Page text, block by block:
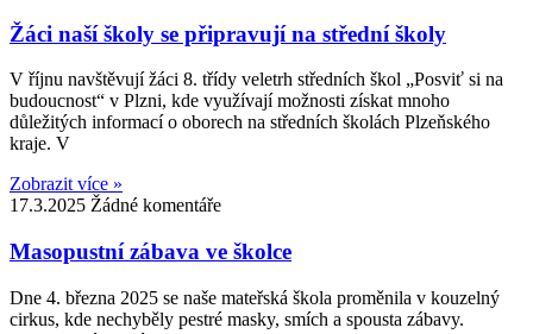
Žáci naší školy se připravují na střední školy
V říjnu navštěvují žáci 8. třídy veletrh středních škol „Posviť si na
budoucnost“ v Plzni, kde využívají možnosti získat mnoho
důležitých informací o oborech na středních školách Plzeňského
kraje. V
Zobrazit více »
17.3.2025 Žádné komentáře
Masopustní zábava ve školce
Dne 4. března 2025 se naše mateřská škola proměnila v kouzelný
cirkus, kde nechyběly pestré masky, smích a spousta zábavy.